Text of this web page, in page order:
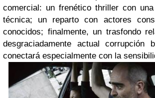
comercial: un frenético thriller con
técnica; un reparto con actores
conocidos; finalmente, un trasfondo
desgraciadamente actual corrupción
conectará especialmente con la